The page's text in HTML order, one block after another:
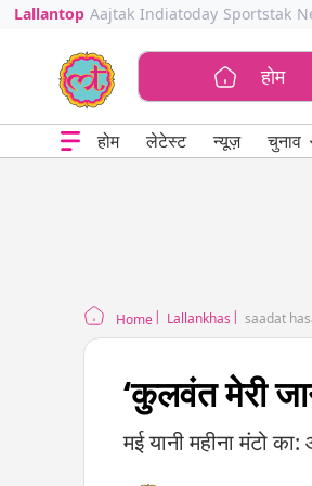
Lallantop Aajtak Indiatoday Sportstak
होम
होम लेटेस्ट न्यूज़ चुनाव
Home Lallankhas saadat
‘कुलवंत मेरी
मई यानी महीना मंटो